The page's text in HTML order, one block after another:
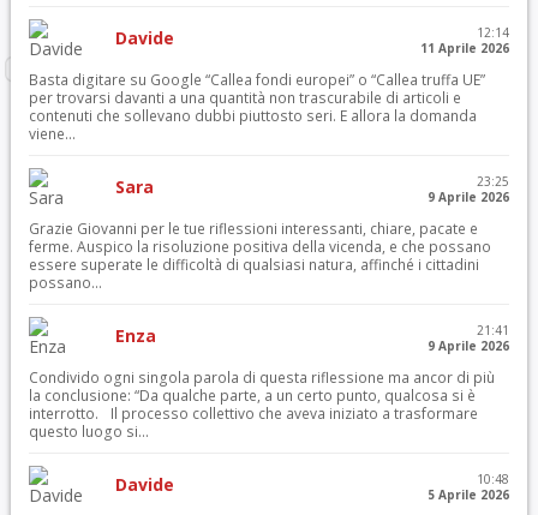
Davide
12:14
11 Aprile 2026
Basta digitare su Google “Callea fondi europei” o “Callea truffa UE”
per trovarsi davanti a una quantità non trascurabile di articoli e
contenuti che sollevano dubbi piuttosto seri. E allora la domanda
viene...
Sara
23:25
9 Aprile 2026
Grazie Giovanni per le tue riflessioni interessanti, chiare, pacate e
ferme. Auspico la risoluzione positiva della vicenda, e che possano
essere superate le difficoltà di qualsiasi natura, affinché i cittadini
possano...
Enza
21:41
9 Aprile 2026
Condivido ogni singola parola di questa riflessione ma ancor di più
la conclusione: “Da qualche parte, a un certo punto, qualcosa si è
interrotto. Il processo collettivo che aveva iniziato a trasformare
questo luogo si...
Davide
10:48
5 Aprile 2026